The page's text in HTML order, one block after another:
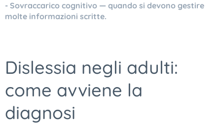
- Sovraccarico cognitivo — quando si devono gestire
molte informazioni scritte.
Dislessia negli adulti:
come avviene la
diagnosi